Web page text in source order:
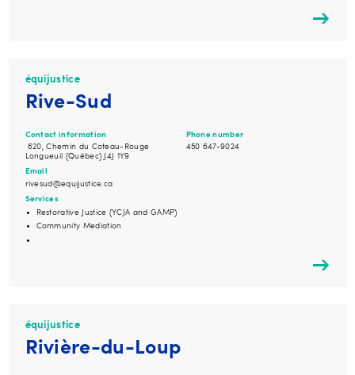
équijustice
Rive-Sud
Contact information
620, Chemin du Coteau-Rouge
Longueuil (Québec) J4J 1Y9
Phone number
450 647-9024
Email
rivesud@equijustice.ca
Services
Restorative Justice (YCJA and GAMP)
Community Mediation
équijustice
Rivière-du-Loup